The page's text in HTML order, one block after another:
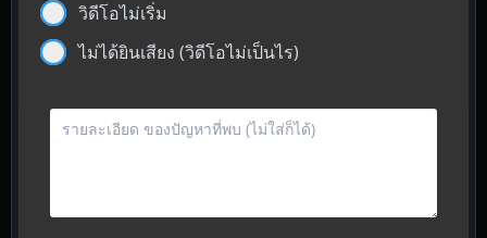
วิดีโอไม่เริ่ม
ไม่ได้ยินเสียง (วิดีโอไม่เป็นไร)